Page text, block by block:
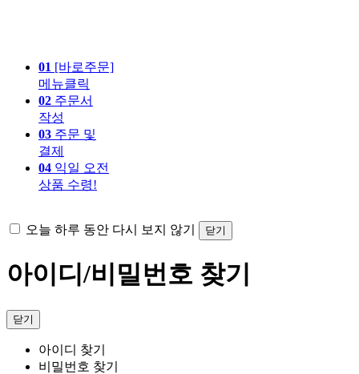
01 [바로주문]
메뉴클릭
02 주문서
작성
03 주문 및
결제
04 익일 오전
상품 수령!
오늘 하루 동안 다시 보지 않기 닫기
아이디/비밀번호 찾기
닫기
아이디 찾기
비밀번호 찾기